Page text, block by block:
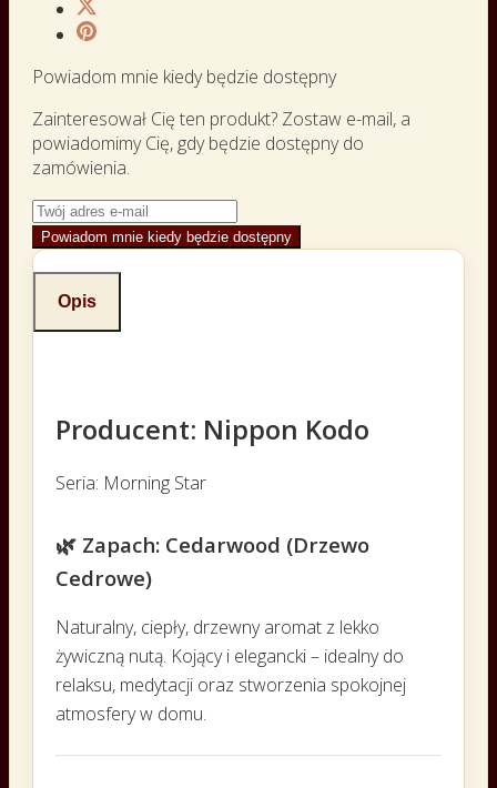
Powiadom mnie kiedy będzie dostępny
Zainteresował Cię ten produkt? Zostaw e-mail, a
powiadomimy Cię, gdy będzie dostępny do
zamówienia.
Powiadom mnie kiedy będzie dostępny
Opis
Producent: Nippon Kodo
Seria: Morning Star
🌿 Zapach: Cedarwood (Drzewo
Cedrowe)
Naturalny, ciepły, drzewny aromat z lekko
żywiczną nutą. Kojący i elegancki – idealny do
relaksu, medytacji oraz stworzenia spokojnej
atmosfery w domu.